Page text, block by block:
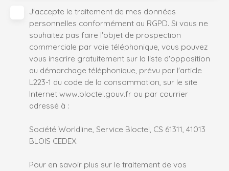
J'accepte le traitement de mes données
personnelles conformément au RGPD. Si vous ne
souhaitez pas faire l'objet de prospection
commerciale par voie téléphonique, vous pouvez
vous inscrire gratuitement sur la liste d'opposition
au démarchage téléphonique, prévu par l'article
L223-1 du code de la consommation, sur le site
Internet www.bloctel.gouv.fr ou par courrier
adressé à :
Société Worldline, Service Bloctel, CS 61311, 41013
BLOIS CEDEX.
Pour en savoir plus sur le traitement de vos